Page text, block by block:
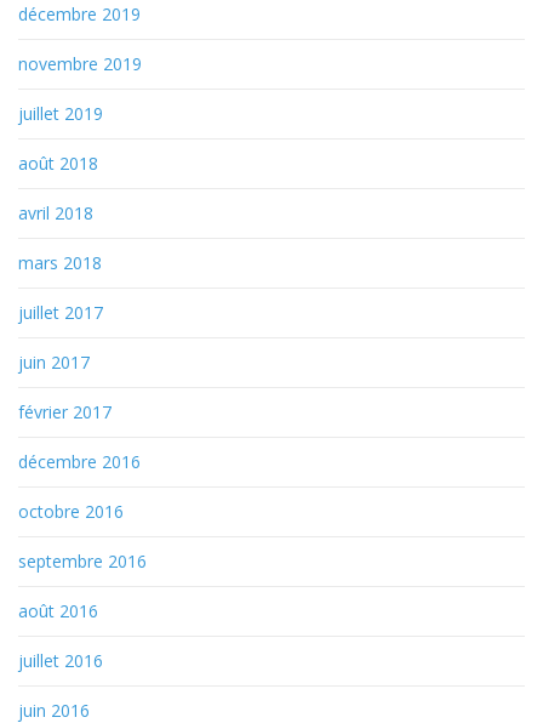
décembre 2019
novembre 2019
juillet 2019
août 2018
avril 2018
mars 2018
juillet 2017
juin 2017
février 2017
décembre 2016
octobre 2016
septembre 2016
août 2016
juillet 2016
juin 2016